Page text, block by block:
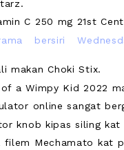
C 250 mg 21st
bersiri
makan Choki Stix.
a Wimpy Kid 2022
online sangat
knob kipas siling kat
filem Mechamato kat